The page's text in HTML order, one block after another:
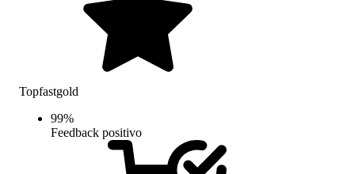
Topfastgold
99%
Feedback positivo